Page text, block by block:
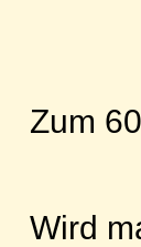
Zum
Wird